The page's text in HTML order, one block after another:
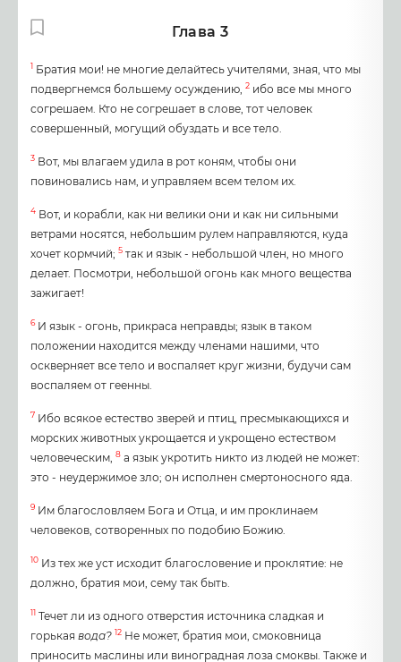
Глава 3
1 Братия мои! не многие делайтесь учителями, зная, что мы
подвергнемся большему осуждению, 2 ибо все мы много
согрешаем. Кто не согрешает в слове, тот человек
совершенный, могущий обуздать и все тело.
3 Вот, мы влагаем удила в рот коням, чтобы они
повиновались нам, и управляем всем телом их.
4 Вот, и корабли, как ни велики они и как ни сильными
ветрами носятся, небольшим рулем направляются, куда
хочет кормчий; 5 так и язык - небольшой член, но много
делает. Посмотри, небольшой огонь как много вещества
зажигает!
6 И язык - огонь, прикраса неправды; язык в таком
положении находится между членами нашими, что
оскверняет все тело и воспаляет круг жизни, будучи сам
воспаляем от геенны.
7 Ибо всякое естество зверей и птиц, пресмыкающихся и
морских животных укрощается и укрощено естеством
человеческим, 8 а язык укротить никто из людей не может:
это - неудержимое зло; он исполнен смертоносного яда.
9 Им благословляем Бога и Отца, и им проклинаем
человеков, сотворенных по подобию Божию.
10 Из тех же уст исходит благословение и проклятие: не
должно, братия мои, сему так быть.
11 Течет ли из одного отверстия источника сладкая и
горькая вода? 12 Не может, братия мои, смоковница
приносить маслины или виноградная лоза смоквы. Также и